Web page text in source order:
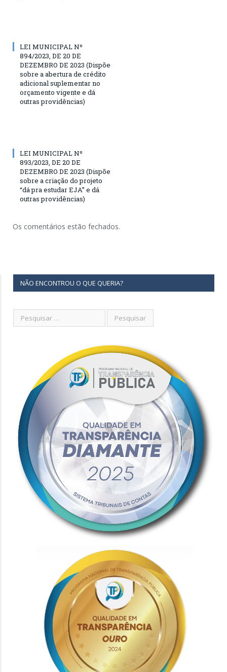
LEI MUNICIPAL Nº
894/2023, DE 20 DE
DEZEMBRO DE 2023 (Dispõe
sobre a abertura de crédito
adicional suplementar no
orçamento vigente e dá
outras providências)
LEI MUNICIPAL Nº
893/2023, DE 20 DE
DEZEMBRO DE 2023 (Dispõe
sobre a criação do projeto
“dá pra estudar EJA” e dá
outras providências)
Os comentários estão fechados.
NÃO ENCONTROU O QUE QUERIA?